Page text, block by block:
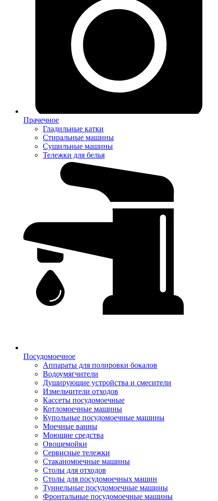
Прачечное
Гладильные катки
Стиральные машины
Сушильные машины
Тележки для белья
Посудомоечное
Аппараты для полировки бокалов
Водоумягчители
Душирующие устройства и смесители
Измельчители отходов
Кассеты посудомоечные
Котломоечные машины
Купольные посудомоечные машины
Моечные ванны
Моющие средства
Овощемойки
Сервисные тележки
Стаканомоечные машины
Столы для отходов
Столы для посудомоечных машин
Туннельные посудомоечные машины
Фронтальные посудомоечные машины